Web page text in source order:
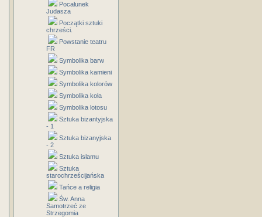
Pocałunek
Judasza
Początki sztuki
chrześci.
Powstanie teatru
FR
Symbolika barw
Symbolika kamieni
Symbolika kolorów
Symbolika koła
Symbolika lotosu
Sztuka bizantyjska
- 1
Sztuka bizanyjska
- 2
Sztuka islamu
Sztuka
starochrześcijańska
Tańce a religia
Św. Anna
Samotrzeć ze
Strzegomia